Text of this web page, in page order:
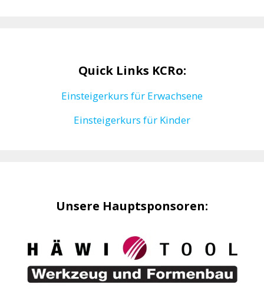
Quick Links KCRo:
Einsteigerkurs für Erwachsene
Einsteigerkurs für Kinder
Unsere Hauptsponsoren: